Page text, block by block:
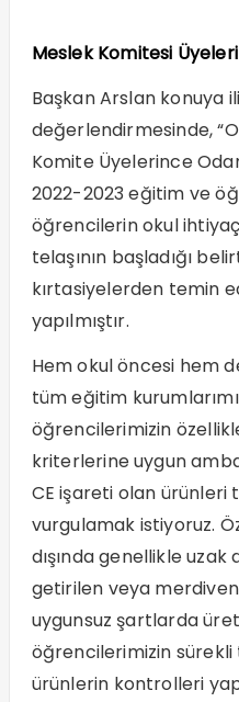
Meslek Komitesi
Başkan Arslan konuya
değerlendirmesinde,
Komite Üyelerince
2022-2023 eğitim ve
öğrencilerin okul
telaşının başladığı
kırtasiyelerden temin
yapılmıştır.
Hem okul öncesi hem
tüm eğitim
öğrencilerimizin özellikle
kriterlerine uygun
CE işareti olan
vurgulamak istiyoruz.
dışında genellikle
getirilen veya
uygunsuz şartlarda
öğrencilerimizin
ürünlerin kontrolleri